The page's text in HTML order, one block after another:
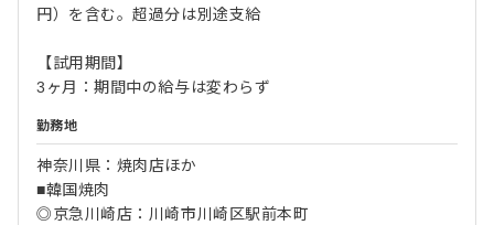
円）を含む。超過分は別途支給
【試用期間】
3ヶ月：期間中の給与は変わらず
勤務地
神奈川県：焼肉店ほか
■韓国焼肉
◎京急川崎店：川崎市川崎区駅前本町